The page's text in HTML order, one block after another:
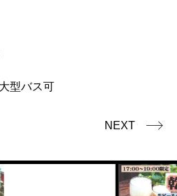
型バス可
NEXT